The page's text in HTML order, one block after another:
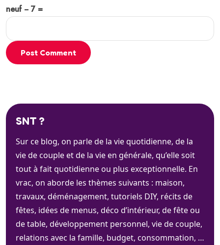
neuf − 7 =
Post Comment
SNT ?
Sur ce blog, on parle de la vie quotidienne, de la
vie de couple et de la vie en générale, qu’elle soit
tout à fait quotidienne ou plus exceptionnelle. En
vrac, on aborde les thèmes suivants : maison,
travaux, déménagement, tutoriels DIY, récits de
fêtes, idées de menus, déco d’intérieur, de fête ou
de table, développement personnel, vie de couple,
relations avec la famille, budget, consommation, …